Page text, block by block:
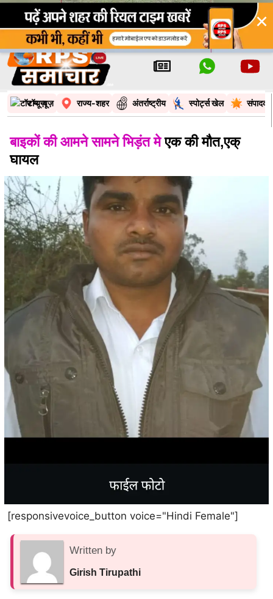
×
टॉप न्यूज़ राज्य-शहर अंतर्राष्ट्रीय स्पोर्ट्स खेल
बाइकों की आमने सामने भिड़ंत मेएक की मौत,एक्
घायल
[responsivevoice_button voice="Hindi Female"]
Written by
Girish Tirupathi